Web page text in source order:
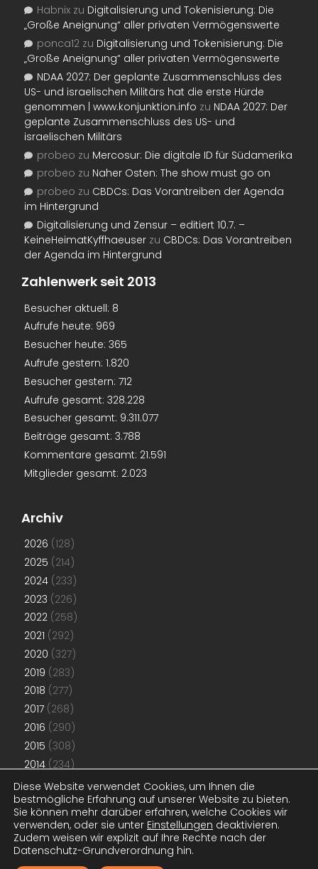
Habnix zu Digitalisierung und Tokenisierung: Die
„Große Aneignung“ aller privaten Vermögenswerte
ponca12 zu Digitalisierung und Tokenisierung: Die
„Große Aneignung“ aller privaten Vermögenswerte
NDAA 2027: Der geplante Zusammenschluss des
US- und israelischen Militärs hat die erste Hürde
genommen | www.konjunktion.info zu NDAA 2027: Der
geplante Zusammenschluss des US- und
israelischen Militärs
probeo zu Mercosur: Die digitale ID für Südamerika
probeo zu Naher Osten: The show must go on
probeo zu CBDCs: Das Vorantreiben der Agenda
im Hintergrund
Digitalisierung und Zensur – editiert 10.7. –
KeineHeimatKyffhaeuser zu CBDCs: Das Vorantreiben
der Agenda im Hintergrund
Zahlenwerk seit 2013
Besucher aktuell: 8
Aufrufe heute: 969
Besucher heute: 365
Aufrufe gestern: 1.820
Besucher gestern: 712
Aufrufe gesamt: 328.228
Besucher gesamt: 9.311.077
Beiträge gesamt: 3.788
Kommentare gesamt: 21.591
Mitglieder gesamt: 2.023
Archiv
2026 (128)
2025 (214)
2024 (233)
2023 (226)
2022 (258)
2021 (292)
2020 (327)
2019 (283)
2018 (277)
2017 (268)
2016 (290)
2015 (308)
2014 (234)
2013(192)
2012(181)
2011(48)
© 2011-2026www.konjunktion.info. Alle Artikel stehen unter der
Diese Website verwendet Cookies, um Ihnen die
bestmögliche Erfahrung auf unserer Website zu bieten.
Sie können mehr darüber erfahren, welche Cookies wir
verwenden, oder sie unter Einstellungen deaktivieren.
Zudem weisen wir explizit auf Ihre Rechte nach der
Datenschutz-Grundverordnung hin.